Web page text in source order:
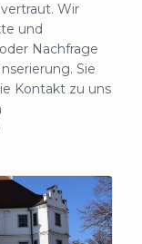
Wir
und
Nachfrage
Sie
Kontakt zu uns